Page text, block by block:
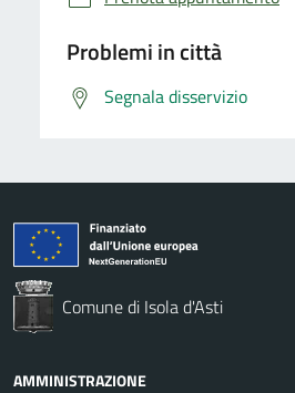
Problemi in città
Segnala disservizio
Comune di Isola d'Asti
AMMINISTRAZIONE